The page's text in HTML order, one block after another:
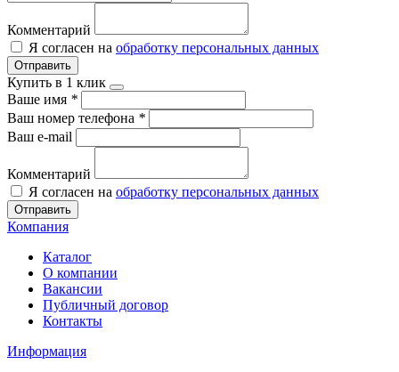
Комментарий
Я согласен на обработку персональных данных
Отправить
Купить в 1 клик
Ваше имя *
Ваш номер телефона *
Ваш e-mail
Комментарий
Я согласен на обработку персональных данных
Отправить
Компания
Каталог
О компании
Вакансии
Публичный договор
Контакты
Информация